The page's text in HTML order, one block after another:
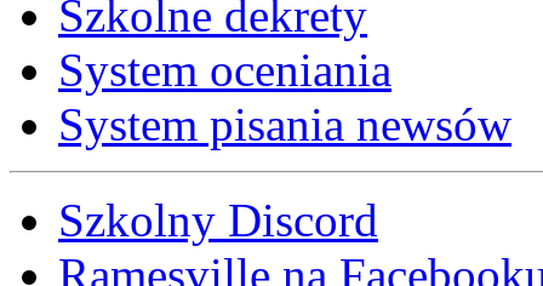
Szkolne dekrety
System oceniania
System pisania newsów
Szkolny Discord
Ramesville na